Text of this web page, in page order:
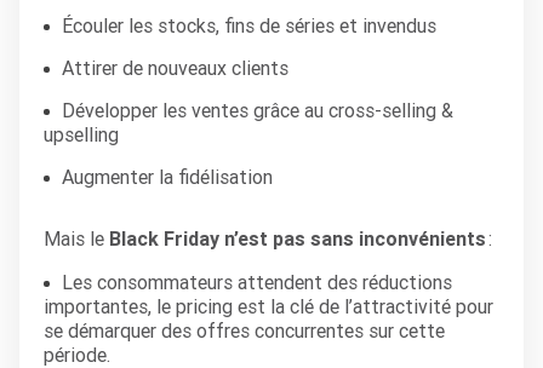
Écouler les stocks, fins de séries et invendus
Attirer de nouveaux clients
Développer les ventes grâce au cross-selling &
upselling
Augmenter la fidélisation
Mais le Black Friday n’est pas sans inconvénients:
Les consommateurs attendent des réductions
importantes, le pricing est la clé de l’attractivité pour
se démarquer des offres concurrentes sur cette
période.